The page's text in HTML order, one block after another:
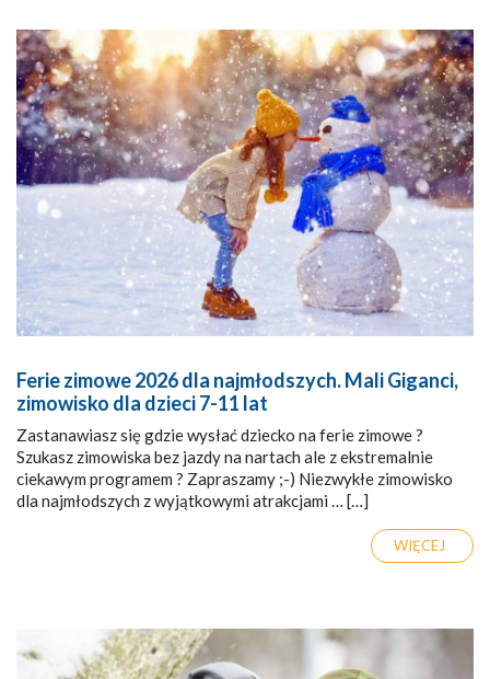
Ferie zimowe 2026 dla najmłodszych. Mali Giganci,
zimowisko dla dzieci 7-11 lat
Zastanawiasz się gdzie wysłać dziecko na ferie zimowe ?
Szukasz zimowiska bez jazdy na nartach ale z ekstremalnie
ciekawym programem ? Zapraszamy ;-) Niezwykłe zimowisko
dla najmłodszych z wyjątkowymi atrakcjami … […]
WIĘCEJ